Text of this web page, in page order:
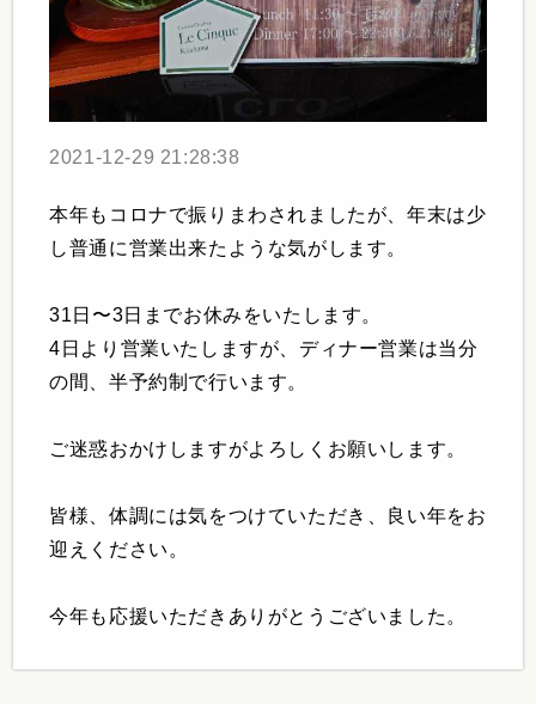
2021-12-29 21:28:38
本年もコロナで振りまわされましたが、年末は少
し普通に営業出来たような気がします。
31日〜3日までお休みをいたします。
4日より営業いたしますが、ディナー営業は当分
の間、半予約制で行います。
ご迷惑おかけしますがよろしくお願いします。
皆様、体調には気をつけていただき、良い年をお
迎えください。
今年も応援いただきありがとうございました。